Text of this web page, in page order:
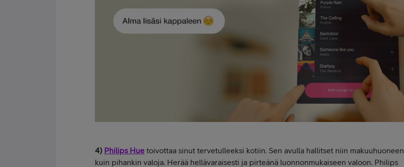
4) Philips Hue toivottaa sinut tervetulleeksi kotiin. Sen avulla hallitset niin makuuhuoneen
kuin pihankin valoja. Herää hellävaraisesti ja pirteänä luonnonmukaiseen valoon. Philips